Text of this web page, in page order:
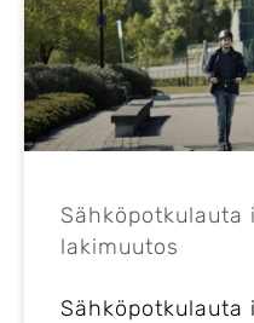
Sähköpotkulauta
lakimuutos
Sähköpotkulauta